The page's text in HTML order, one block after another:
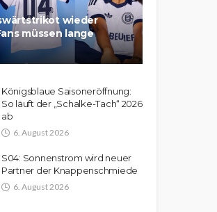
wieder
müssen lange
Königsblaue Saisoneröffnung:
So läuft der „Schalke-Tach“ 2026
ab
6. August 2026
S04: Sonnenstrom wird neuer
Partner der Knappenschmiede
6. August 2026